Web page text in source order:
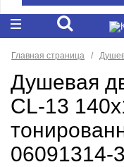
Главная страница
Душевая
CL-13
06091314-